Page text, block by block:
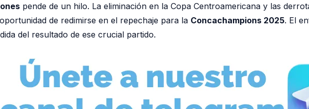
pende de un hilo. La eliminación en la Copa Centroamericana y las
de redimirse en el repechaje para la Concachampions 2025. El
del resultado de ese crucial partido.